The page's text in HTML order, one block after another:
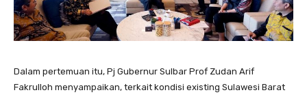
Dalam pertemuan itu, Pj Gubernur Sulbar Prof Zudan Arif
Fakrulloh menyampaikan, terkait kondisi existing Sulawesi Barat